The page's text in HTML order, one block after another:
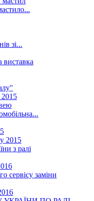
зі...
виставка
2015
з ралі
сервісу заміни